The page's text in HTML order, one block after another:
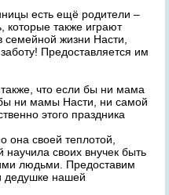
есть ещё родители –
которые также играют
жизни Насти,
Предоставляется им
что если бы ни мама
ни мамы Насти, ни самой
этого праздника
она своей теплотой,
своих внучек быть
людьми. Предоставим
дедушке нашей